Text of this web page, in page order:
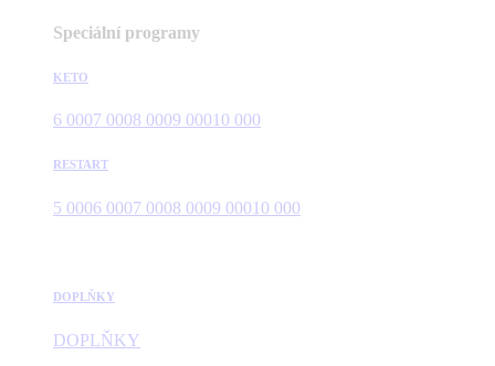
Speciální programy
KETO
6 0007 0008 0009 00010 000
RESTART
5 0006 0007 0008 0009 00010 000
DOPLŇKY
DOPLŇKY